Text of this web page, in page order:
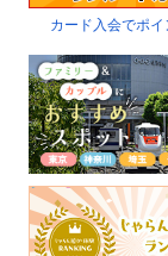
カード入会でポ